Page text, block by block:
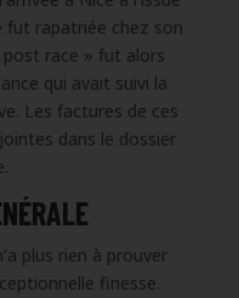
fut rapatriée chez son
race » fut alors
qui avait suivi la
Les factures de ces
dans le dossier
plus rien à prouver
finesse.